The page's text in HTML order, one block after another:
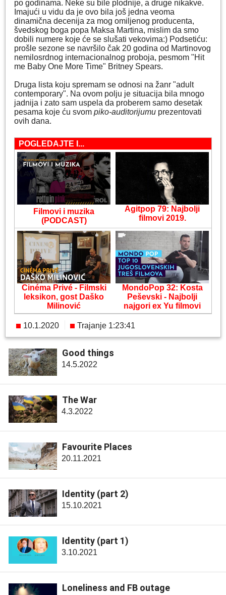
po godinama. Neke su bile plodnije, a druge nikakve.
Imajući u vidu da je ovo bila još jedna veoma
dinamična decenija za mog omiljenog producenta,
švedskog boga popa Maksa Martina, mislim da smo
dobili numere koje će se slušati vekovima:) Podsetiću:
prošle sezone se navršilo čak 20 godina od Martinovog
nemilosrdnog internacionalnog proboja, pesmom "Hit
me Baby One More Time" Britney Spears.
Druga lista koju spremam se odnosi na žanr "adult
contemporary". Na ovom polju je situacija bila mnogo
jadnija i zato sam uspela da proberem samo desetak
pesama koje ću svom piko-auditorijumu prezentovati
ovih dana.
POGLEDAJTE I...
Filmovi i muzika
(PODCAST)
Agitpop 79: Najbolji
filmovi 2019.
Cinéma Privé - Filmski
leksikon, gost Daško
Milinović
MondoPop 32: Kosta
Peševski - Najbolji
najgori ex Yu filmovi
10.1.2020 Trajanje 1:23:41
Good things
14.5.2022
The War
4.3.2022
Favourite Places
20.11.2021
Identity (part 2)
15.10.2021
Identity (part 1)
3.10.2021
Loneliness and FB outage